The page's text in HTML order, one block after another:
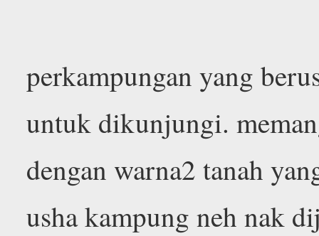
perkampungan yang
untuk dikunjungi.
dengan warna2 tanah
usha kampung neh nak